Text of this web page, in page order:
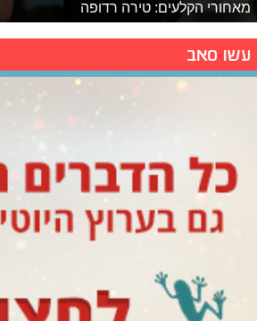
מאחורי הקלעים: טירה רדופה
עשו סאב